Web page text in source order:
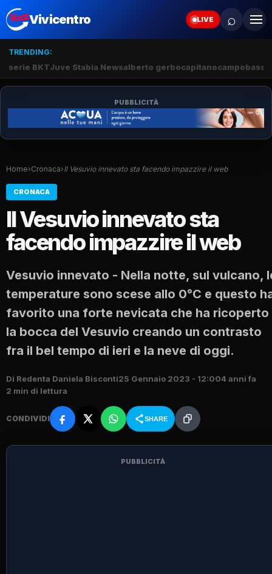
Vivicentro LIVE ⌕
TRENDING:
serie BKTJuve Stabia Newsalberto gerbocapitanocampobasso
PUBBLICITÀ
Home›Cronaca›Il Vesuvio innevato sta facendo impazzire il web
CRONACA
Il Vesuvio innevato sta
facendo impazzire il web
Vesuvio innevato - Nella notte, sul vulcano,
temperature sono scese allo 0°C e questo
favorito una forte nevicata che ha ricoperto
la bocca del Vesuvio creando un contrasto
fra il bel tempo di ieri e la neve di oggi.
Di Redenta Daniela Bisconti25 Gennaio 2023 - 12:004 anni fa
2 min di lettura
CONDIVIDI SHARE
PUBBLICITÀ